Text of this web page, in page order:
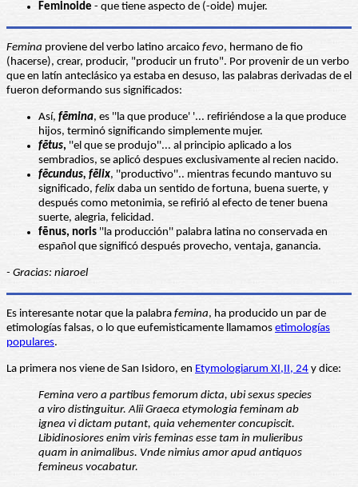
Feminoide - que tiene aspecto de (-oide) mujer.
Femina proviene del verbo latino arcaico fevo, hermano de fio
(hacerse), crear, producir, "producir un fruto". Por provenir de un verbo
que en latín anteclásico ya estaba en desuso, las palabras derivadas de el
fueron deformando sus significados:
Así, fēmina, es ''la que produce' '... refiriéndose a la que produce
hijos, terminó significando simplemente mujer.
fētus, ''el que se produjo''... al principio aplicado a los
sembradios, se aplicó despues exclusivamente al recien nacido.
fēcundus, fēlix, ''productivo''.. mientras fecundo mantuvo su
significado, felix daba un sentido de fortuna, buena suerte, y
después como metonimia, se refirió al efecto de tener buena
suerte, alegria, felicidad.
fēnus, noris ''la producción'' palabra latina no conservada en
español que significó después provecho, ventaja, ganancia.
- Gracias: niaroel
Es interesante notar que la palabra femina, ha producido un par de
etimologías falsas, o lo que eufemisticamente llamamos etimologías
populares.
La primera nos viene de San Isidoro, en Etymologiarum XI,II, 24 y dice:
Femina vero a partibus femorum dicta, ubi sexus species
a viro distinguitur. Alii Graeca etymologia feminam ab
ignea vi dictam putant, quia vehementer concupiscit.
Libidinosiores enim viris feminas esse tam in mulieribus
quam in animalibus. Vnde nimius amor apud antiquos
femineus vocabatur.